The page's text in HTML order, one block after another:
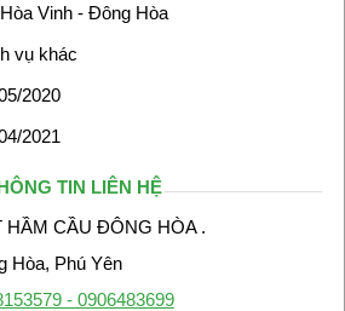
Vinh - Đông Hòa
vụ khác
2020
2021
TIN LIÊN HỆ
HẦM CẦU ĐÔNG HÒA .
Hòa, Phú Yên
- 0906483699